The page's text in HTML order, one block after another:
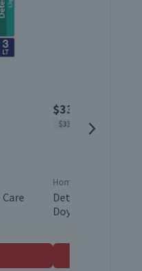
$3350
$3350 x lt
Home Care
Detergente
Doypack 1 L